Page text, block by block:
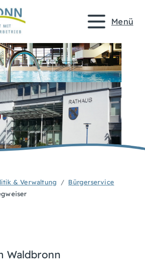
Menü
& Verwaltung
Bürgerservice
Waldbronn